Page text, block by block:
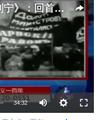
时事大家谈： 《致命的列宁》：回首共产主义一百年
资源
34:32